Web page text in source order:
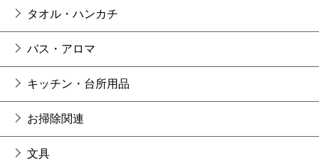
タオル・ハンカチ
バス・アロマ
キッチン・台所用品
お掃除関連
文具